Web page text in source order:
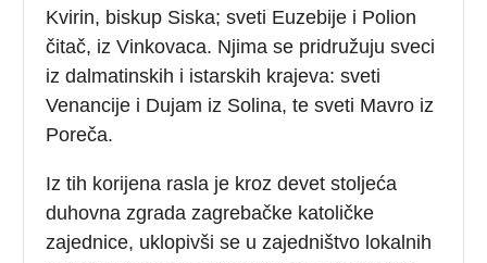
Kvirin, biskup Siska; sveti Euzebije i Polion
čitač, iz Vinkovaca. Njima se pridružuju sveci
iz dalmatinskih i istarskih krajeva: sveti
Venancije i Dujam iz Solina, te sveti Mavro iz
Poreča.
Iz tih korijena rasla je kroz devet stoljeća
duhovna zgrada zagrebačke katoličke
zajednice, uklopivši se u zajedništvo lokalnih